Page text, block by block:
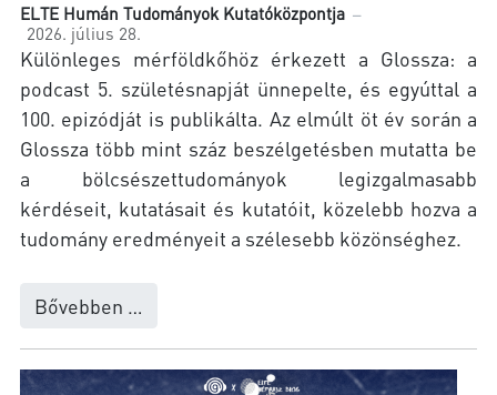
ELTE Humán Tudományok Kutatóközpontja
2026. július 28.
Különleges mérföldkőhöz érkezett a Glossza: a
podcast 5. születésnapját ünnepelte, és egyúttal a
100. epizódját is publikálta. Az elmúlt öt év során a
Glossza több mint száz beszélgetésben mutatta be
a bölcsészettudományok legizgalmasabb
kérdéseit, kutatásait és kutatóit, közelebb hozva a
tudomány eredményeit a szélesebb közönséghez.
Bővebben …